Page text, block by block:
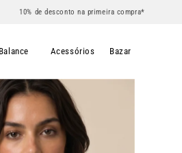
10% de desconto na primeira compra*
Acessórios Bazar